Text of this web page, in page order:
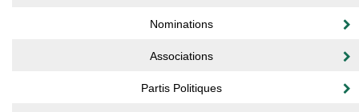
Nominations
Associations
Partis Politiques